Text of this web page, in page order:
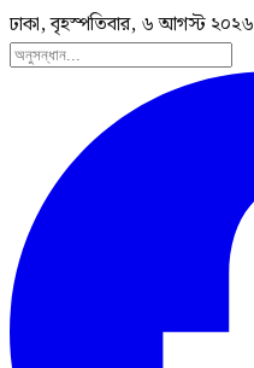
ঢাকা, বৃহস্পতিবার, ৬ আগস্ট ২০২৬